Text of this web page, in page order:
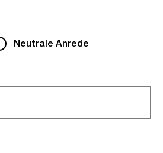
Neutrale Anrede